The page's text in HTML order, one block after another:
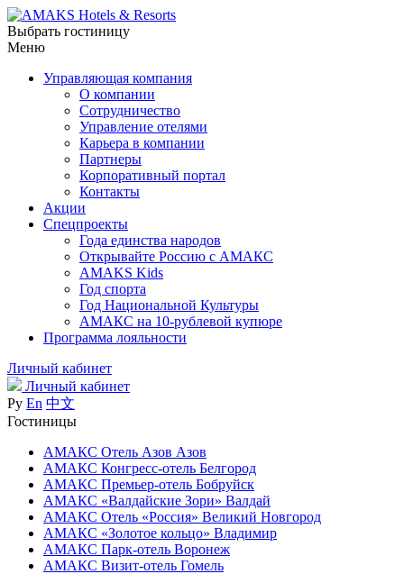
Выбрать гостиницу
Меню
Управляющая компания
О компании
Сотрудничество
Управление отелями
Карьера в компании
Партнеры
Корпоративный портал
Контакты
Акции
Спецпроекты
Года единства народов
Открывайте Россию с АМАКС
AMAKS Kids
Год спорта
Год Национальной Культуры
АМАКС на 10-рублевой купюре
Программа лояльности
Личный кабинет
Личный кабинет
Ру En 中文
Гостиницы
АМАКС Отель ‎Азов Азов
АМАКС Конгресс-отель Белгород
АМАКС Премьер-отель Бобруйск
АМАКС «‎Валдайские Зори» Валдай
АМАКС Отель «‎Россия» Великий Новгород
АМАКС «‎Золотое кольцо» Владимир
АМАКС Парк-отель Воронеж
АМАКС Визит-отель Гомель